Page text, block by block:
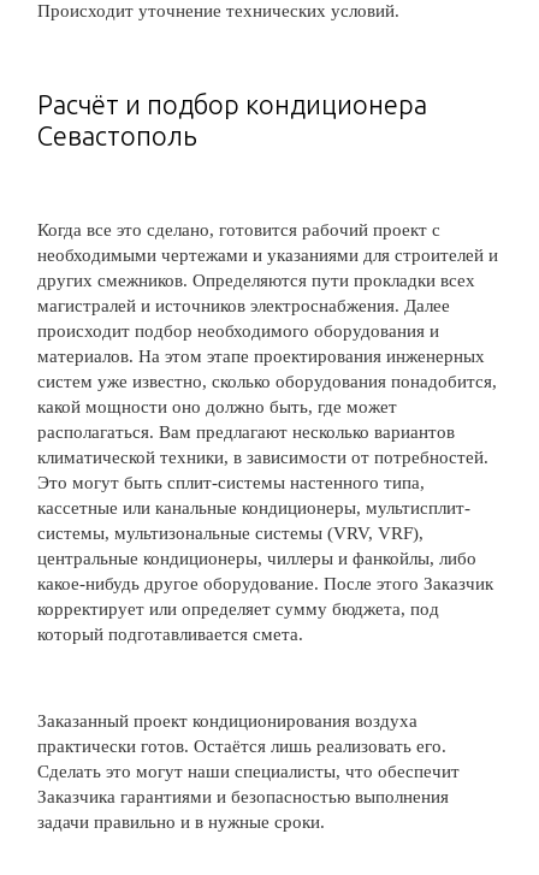
Происходит уточнение технических условий.
Расчёт и подбор кондиционера
Севастополь
Когда все это сделано, готовится рабочий проект с
необходимыми чертежами и указаниями для строителей и
других смежников. Определяются пути прокладки всех
магистралей и источников электроснабжения. Далее
происходит подбор необходимого оборудования и
материалов. На этом этапе проектирования инженерных
систем уже известно, сколько оборудования понадобится,
какой мощности оно должно быть, где может
располагаться. Вам предлагают несколько вариантов
климатической техники, в зависимости от потребностей.
Это могут быть сплит-системы настенного типа,
кассетные или канальные кондиционеры, мультисплит-
системы, мультизональные системы (VRV, VRF),
центральные кондиционеры, чиллеры и фанкойлы, либо
какое-нибудь другое оборудование. После этого Заказчик
корректирует или определяет сумму бюджета, под
который подготавливается смета.
Заказанный проект кондиционирования воздуха
практически готов. Остаётся лишь реализовать его.
Сделать это могут наши специалисты, что обеспечит
Заказчика гарантиями и безопасностью выполнения
задачи правильно и в нужные сроки.